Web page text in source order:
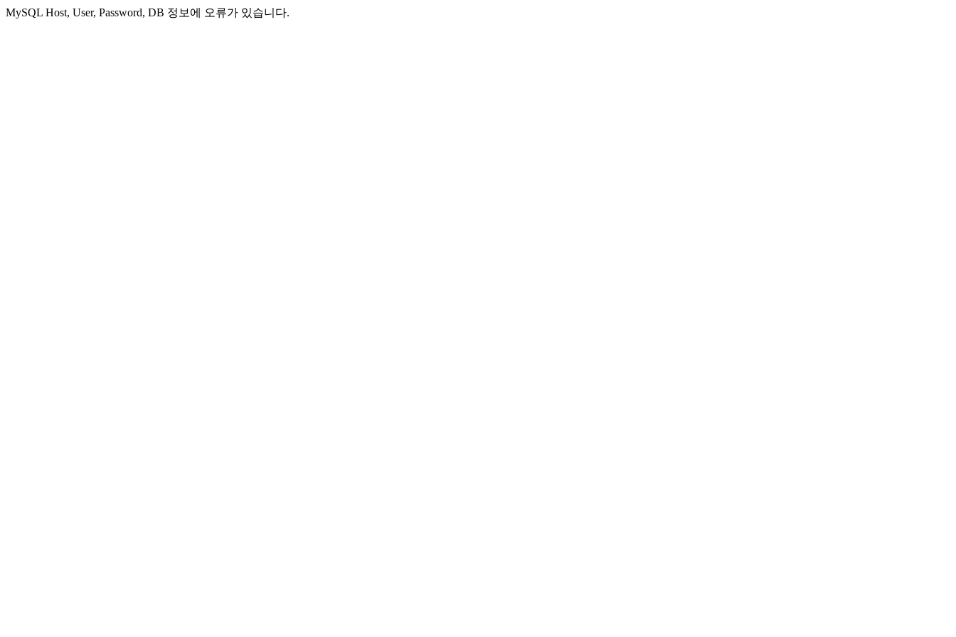
MySQL Host, User, Password, DB 정보에 오류가 있습니다.